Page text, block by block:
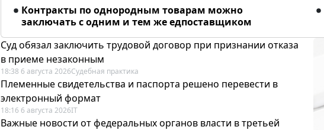
Контракты по однородным товарам можно
заключать с одним и тем же едпоставщиком
Суд обязал заключить трудовой договор при признании отказа
в приеме незаконным
18:38 6 августа 2026Судебная практика
Племенные свидетельства и паспорта решено перевести в
электронный формат
18:16 6 августа 2026IT
Важные новости от федеральных органов власти в третьей